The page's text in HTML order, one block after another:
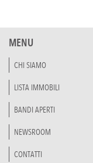
MENU
CHI SIAMO
LISTA IMMOBILI
BANDI APERTI
NEWSROOM
CONTATTI